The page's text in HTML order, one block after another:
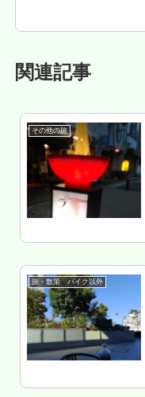
関連記事
その他の旅
旅・散策 バイク以外